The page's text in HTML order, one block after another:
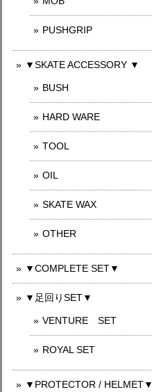
PUSHGRIP
▼SKATE ACCESSORY ▼
BUSH
HARD WARE
TOOL
OIL
SKATE WAX
OTHER
▼COMPLETE SET▼
▼足回りSET▼
VENTURE SET
ROYAL SET
▼PROTECTOR / HELMET▼